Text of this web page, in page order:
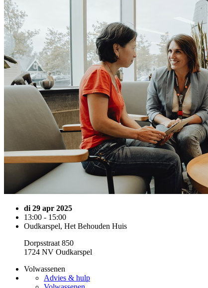
di 29 apr 2025
13:00 - 15:00
Oudkarspel, Het Behouden Huis
Dorpsstraat 850
1724 NV Oudkarspel
Volwassenen
Advies & hulp